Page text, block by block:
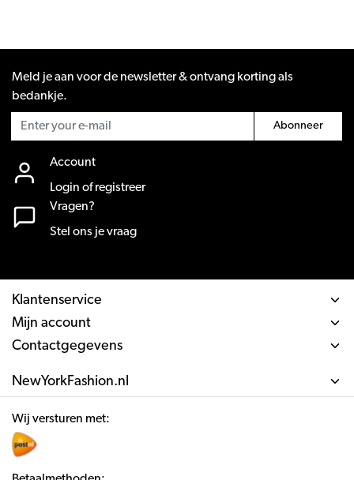
Meld je aan voor de newsletter & ontvang korting als
bedankje.
Abonneer
Account
Login of registreer
Vragen?
Stel ons je vraag
Klantenservice
Mijn account
Contactgegevens
NewYorkFashion.nl
Wij versturen met: